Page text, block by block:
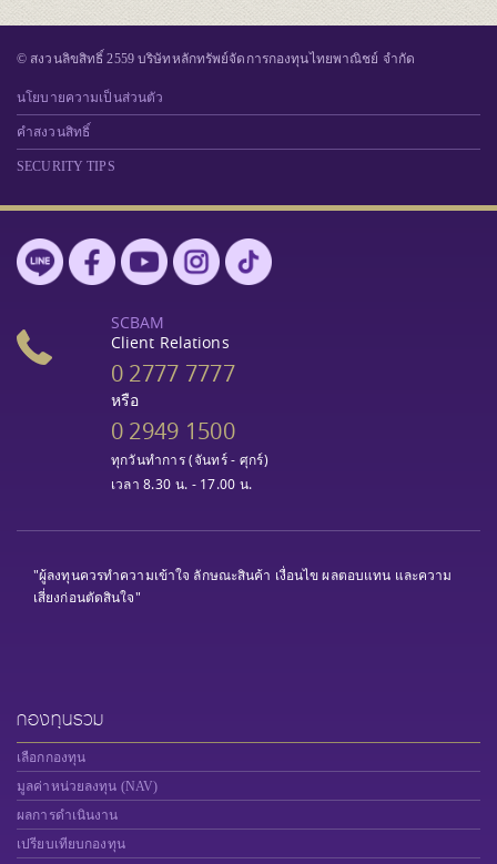
© สงวนลิขสิทธิ์ 2559 บริษัทหลักทรัพย์จัดการกองทุนไทยพาณิชย์ จำกัด
นโยบายความเป็นส่วนตัว
คำสงวนสิทธิ์
SECURITY TIPS
SCBAM
Client Relations
0 2777 7777
หรือ
0 2949 1500
ทุกวันทำการ (จันทร์ - ศุกร์)
เวลา 8.30 น. - 17.00 น.
"ผู้ลงทุนควรทำความเข้าใจ ลักษณะสินค้า เงื่อนไข ผลตอบแทน และความ
เสี่ยงก่อนตัดสินใจ"
กองทุนรวม
เลือกกองทุน
มูลค่าหน่วยลงทุน (NAV)
ผลการดำเนินงาน
เปรียบเทียบกองทุน